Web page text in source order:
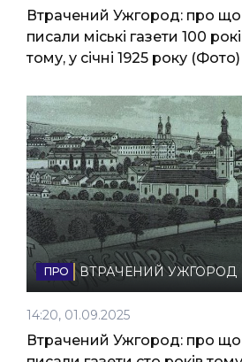
Втрачений Ужгород: про що
писали міські газети 100
тому, у січні 1925 року (Фото)
ВТРАЧЕНИЙ УЖГОРОД
14:20, 01.09.2025
Втрачений Ужгород: про що